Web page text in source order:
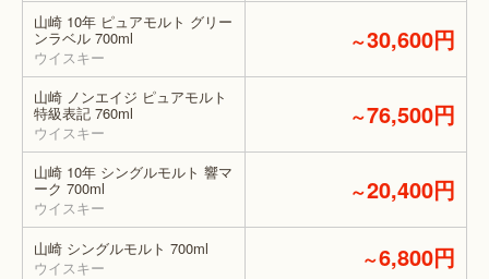
山崎 10年 ピュアモルト グリー
ンラベル 700ml
ウイスキー
～30,600円
山崎 ノンエイジ ピュアモルト
特級表記 760ml
ウイスキー
～76,500円
山崎 10年 シングルモルト 響マ
ーク 700ml
ウイスキー
～20,400円
山崎 シングルモルト 700ml
ウイスキー
～6,800円